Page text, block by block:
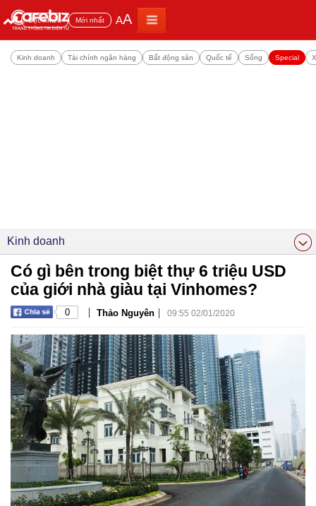
Đọc nhiều Mới nhất AA
Kinh doanh Tài chính ngân hàng Bất động sản Quốc tế Sống Special
Kinh doanh
Có gì bên trong biệt thự 6 triệu USD
của giới nhà giàu tại Vinhomes?
0 | Thảo Nguyên | 09:55 02/01/2020